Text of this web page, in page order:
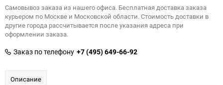
Самовывоз заказа из нашего офиса. Бесплатная доставка заказа
курьером по Москве и Московской области. Стоимость доставки в
другие города рассчитывается после указания адреса при
оформлении заказа.
Заказ по телефону +7 (495) 649-66-92
Описание